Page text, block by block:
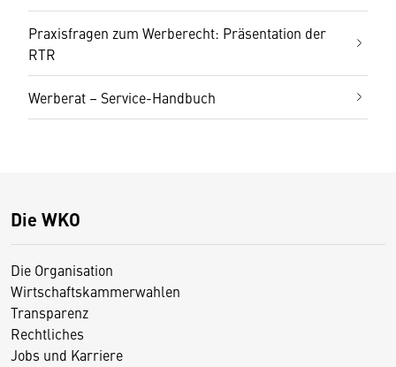
Praxisfragen zum Werberecht: Präsentation der
RTR
Werberat – Service-Handbuch
Die WKO
Die Organisation
Wirtschaftskammerwahlen
Transparenz
Rechtliches
Jobs und Karriere